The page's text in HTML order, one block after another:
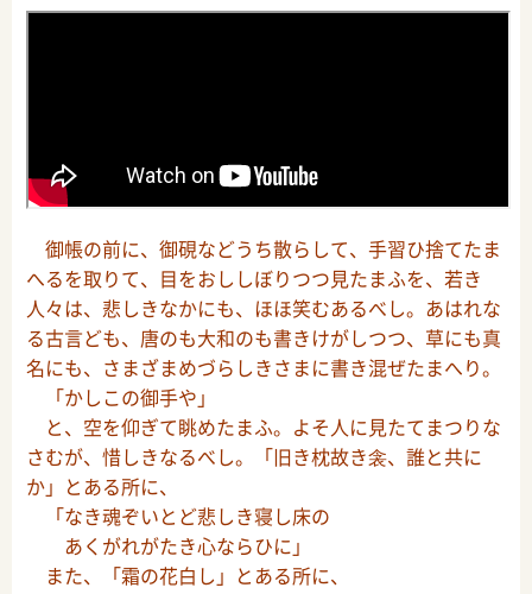
御帳の前に、御硯などうち散らして、手習ひ捨てたま
へるを取りて、目をおししぼりつつ見たまふを、若き
人々は、悲しきなかにも、ほほ笑むあるべし。あはれな
る古言ども、唐のも大和のも書きけがしつつ、草にも真
名にも、さまざまめづらしきさまに書き混ぜたまへり。
「かしこの御手や」
と、空を仰ぎて眺めたまふ。よそ人に見たてまつりな
さむが、惜しきなるべし。「旧き枕故き衾、誰と共に
か」とある所に、
「なき魂ぞいとど悲しき寝し床の
あくがれがたき心ならひに」
また、「霜の花白し」とある所に、